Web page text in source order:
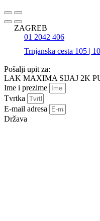
ZAGREB
01 2042 406
Trnjanska cesta 105 |
Pošalji upit za:
LAK MAXIMA SIJAJ 2K
Ime i prezime
Tvrtka
E-mail adresa
Država